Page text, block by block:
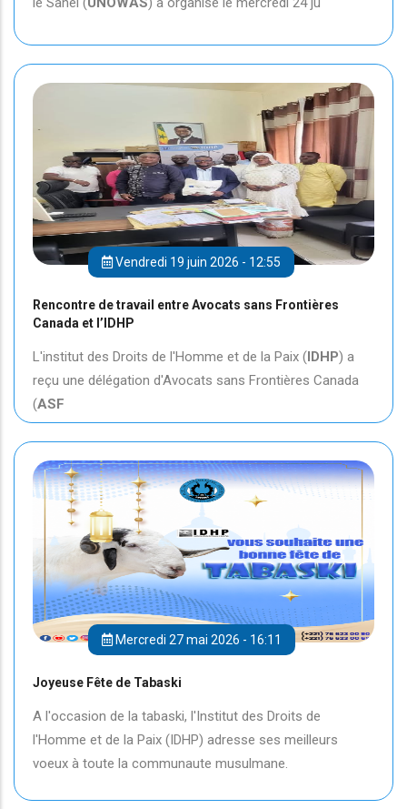
Vendredi 19 juin 2026 - 12:55
Rencontre de travail entre Avocats sans Frontières
Canada et l’IDHP
L'institut des Droits de l'Homme et de la Paix (IDHP) a
reçu une délégation d'Avocats sans Frontières Canada
(ASF
Mercredi 27 mai 2026 - 16:11
Joyeuse Fête de Tabaski
A l'occasion de la tabaski, l'Institut des Droits de
l'Homme et de la Paix (IDHP) adresse ses meilleurs
voeux à toute la communaute musulmane.